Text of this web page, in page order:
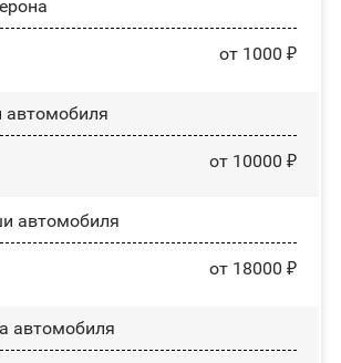
от 1000 ₽
от 10000 ₽
автомобиля
от 18000 ₽
автомобиля